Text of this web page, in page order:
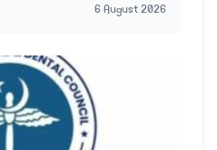
6 August 2026